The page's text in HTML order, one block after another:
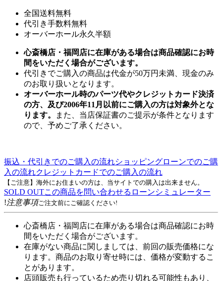
全国送料無料
代引き手数料無料
オーバーホール永久半額
心斎橋店・福岡店に在庫がある場合は商品確認にお時
間をいただく場合がございます。
代引きでご購入の商品は代金が50万円未満、現金のみ
のお取り扱いとなります。
オーバーホール時のパーツ代やクレジットカード決済
の方、及び2006年11月以前にご購入の方は対象外とな
ります。
また、当店保証書のご提示が条件となります
ので、予めご了承ください。
振込・代引きでのご購入の流れショッピングローンでのご購
入の流れクレジットカードでのご購入の流れ
【ご注意】海外にお住まいの方は、当サイトでの購入は出来ません。
SOLD OUTこの商品を問い合わせる ローンシミュレーター
!注意事項ご注文前にご確認ください!
心斎橋店・福岡店に在庫がある場合は商品確認にお時
間をいただく場合がございます。
在庫がない商品に関しましては、前回の販売価格にな
ります。商品のお取り寄せ時には、価格が変動するこ
とがあります。
店頭販売も行っているため売り切れる可能性もあり、